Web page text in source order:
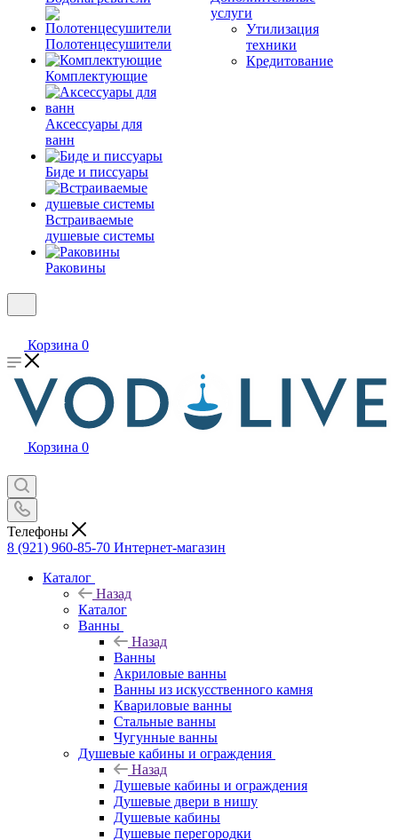
Полотенцесушители
Комплектующие
Аксессуары для
ванн
Биде и писсуары
Встраиваемые
душевые системы
Раковины
услуги
Утилизация
техники
Кредитование
Корзина 0
Корзина 0
Телефоны
8 (921) 960-85-70 Интернет-магазин
Каталог
Назад
Каталог
Ванны
Назад
Ванны
Акриловые ванны
Ванны из искусственного камня
Квариловые ванны
Стальные ванны
Чугунные ванны
Душевые кабины и ограждения
Назад
Душевые кабины и ограждения
Душевые двери в нишу
Душевые кабины
Душевые перегородки